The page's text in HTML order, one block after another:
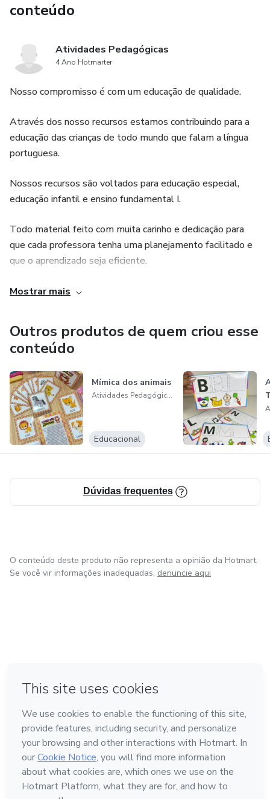
conteúdo
Atividades Pedagógicas
4 Ano Hotmarter
Nosso compromisso é com um educação de qualidade.
Através dos nosso recursos estamos contribuindo para a
educação das crianças de todo mundo que falam a língua
portuguesa.
Nossos recursos são voltados para educação especial,
educação infantil e ensino fundamental I.
Todo material feito com muita carinho e dedicação para
que cada professora tenha uma planejamento facilitado e
que o aprendizado seja eficiente.
Aulas mais envolventes e crianças mais incentivadas a
Facilitando o trabalho do professor todos os dias.
Minimizando seu tempo no momento de preparar a sua
aula.
Obrigada! Volte sempre!
Mostrar mais
Outros produtos de quem criou esse
conteúdo
Mímica dos animais
Atividades Pedagógicas
Educacional
Dúvidas frequentes
O conteúdo deste produto não representa a opinião da Hotmart.
Se você vir informações inadequadas, denuncie aqui
Feito com ❤ em Bogotá
Conheça a Hotmart
Idioma